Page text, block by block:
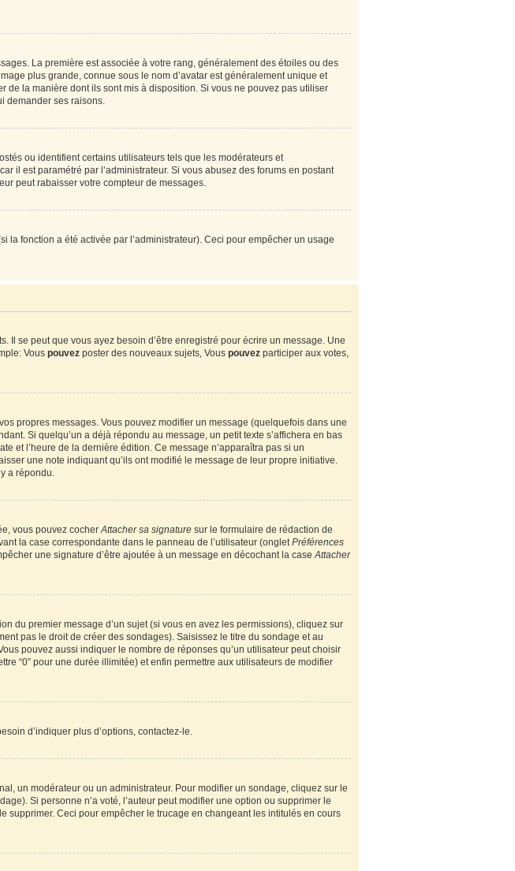
La première est associée à votre rang, généralement des étoiles ou des
plus grande, connue sous le nom d’avatar est généralement unique et
de la manière dont ils sont mis à disposition. Si vous ne pouvez pas utiliser
demander ses raisons.
ou identifient certains utilisateurs tels que les modérateurs et
il est paramétré par l’administrateur. Si vous abusez des forums en postant
peut rabaisser votre compteur de messages.
fonction a été activée par l’administrateur). Ceci pour empêcher un usage
se peut que vous ayez besoin d’être enregistré pour écrire un message. Une
Vous pouvezposter des nouveaux sujets, Vous pouvezparticiper aux votes,
propres messages. Vous pouvez modifier un message (quelquefois dans une
Si quelqu’un a déjà répondu au message, un petit texte s’affichera en bas
et l’heure de la dernière édition. Ce message n’apparaîtra pas si un
une note indiquant qu’ils ont modifié le message de leur propre initiative.
a répondu.
vous pouvez cocherAttacher sa signaturesur le formulaire de rédaction de
la case correspondante dans le panneau de l’utilisateur (ongletPréférences
une signature d’être ajoutée à un message en décochant la caseAttacher
du premier message d’un sujet (si vous en avez les permissions), cliquez sur
pas le droit de créer des sondages). Saisissez le titre du sondage et au
pouvez aussi indiquer le nombre de réponses qu’un utilisateur peut choisir
“0” pour une durée illimitée) et enfin permettre aux utilisateurs de modifier
d’indiquer plus d’options, contactez-le.
un modérateur ou un administrateur. Pour modifier un sondage, cliquez sur le
Si personne n’a voté, l’auteur peut modifier une option ou supprimer le
supprimer. Ceci pour empêcher le trucage en changeant les intitulés en cours